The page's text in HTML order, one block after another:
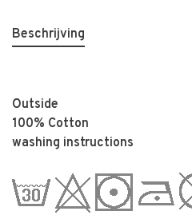
Beschrijving
Outside
100% Cotton
washing instructions